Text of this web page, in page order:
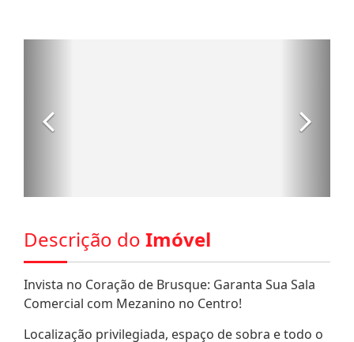
Descrição do Imóvel
Invista no Coração de Brusque: Garanta Sua Sala
Comercial com Mezanino no Centro!
Localização privilegiada, espaço de sobra e todo o